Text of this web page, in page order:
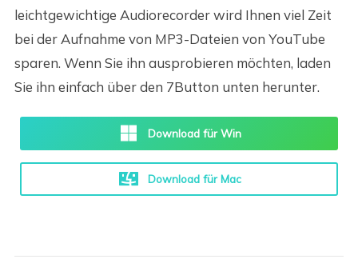
leichtgewichtige Audiorecorder wird Ihnen viel Zeit
bei der Aufnahme von MP3-Dateien von YouTube
sparen. Wenn Sie ihn ausprobieren möchten, laden
Sie ihn einfach über den 7Button unten herunter.
Download für Win
Download für Mac